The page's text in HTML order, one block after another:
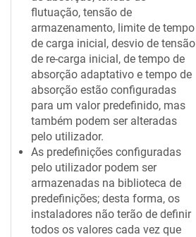
flutuação, tensão de
armazenamento, limite de tempo
de carga inicial, desvio de tensão
de re-carga inicial, de tempo de
absorção adaptativo e tempo de
absorção estão configuradas
para um valor predefinido, mas
também podem ser alteradas
pelo utilizador.
As predefinições configuradas
pelo utilizador podem ser
armazenadas na biblioteca de
predefinições; desta forma, os
instaladores não terão de definir
todos os valores cada vez que